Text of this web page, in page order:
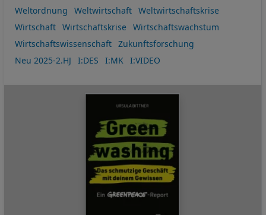
Weltordnung
Weltwirtschaft
Weltwirtschaftskrise
Wirtschaft
Wirtschaftskrise
Wirtschaftswachstum
Wirtschaftswissenschaft
Zukunftsforschung
Neu 2025-2.HJ
I:DES I:MK I:VIDEO